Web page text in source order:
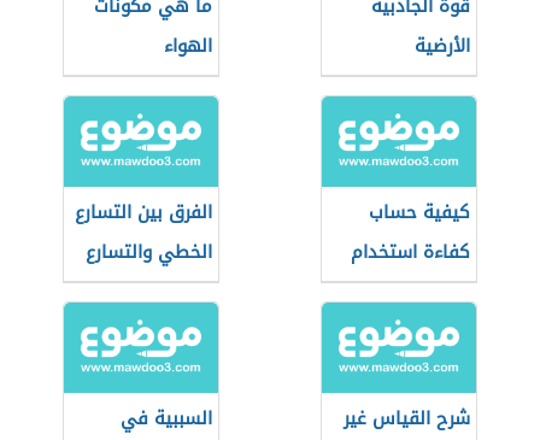
الأرضية
الهواء
كيفية حساب
كفاءة استخدام
الماء
الفرق بين التسارع
الخطي والتسارع
الزاوي
شرح القياس غير
السببية في